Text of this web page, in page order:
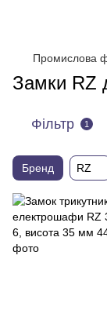
Промислова
Замки RZ
Фільтр 1
Бренд RZ